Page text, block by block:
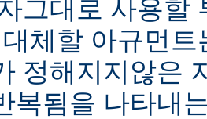
그대로 사용할
대체할 아규먼
정해지지않은
복됨을 나타내